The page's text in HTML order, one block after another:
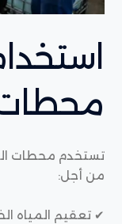
محطات
تستخدم محطات
من أجل:
✔ تعقيم المياه